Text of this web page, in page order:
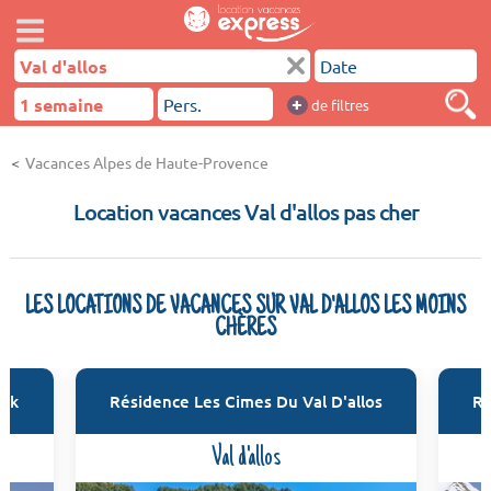
+ de filtres
Vacances Alpes de Haute-Provence
Location vacances Val d'allos pas cher
LES LOCATIONS DE VACANCES SUR VAL D'ALLOS LES MOINS
CHÈRES
Résidence Les Cimes Du Val D'allos
Val d'allos